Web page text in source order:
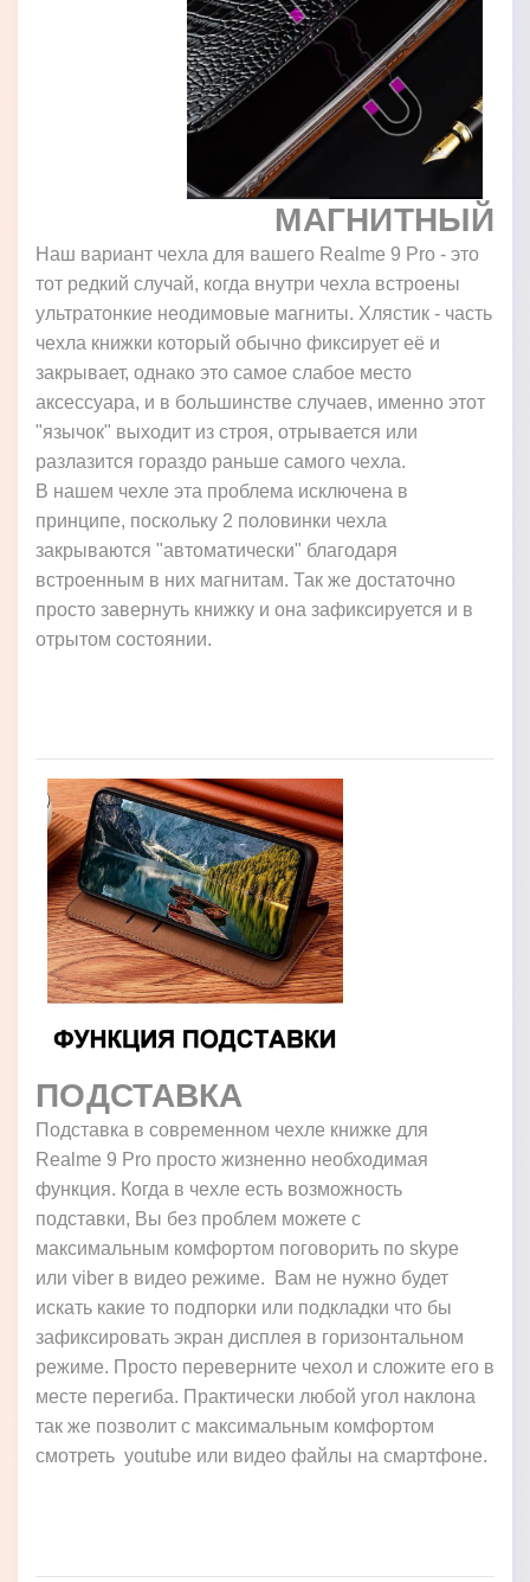
МАГНИТНЫЙ
Наш вариант чехла для вашего Realme 9 Pro - это
тот редкий случай, когда внутри чехла встроены
ультратонкие неодимовые магниты. Хлястик - часть
чехла книжки который обычно фиксирует её и
закрывает, однако это самое слабое место
аксессуара, и в большинстве случаев, именно этот
"язычок" выходит из строя, отрывается или
разлазится гораздо раньше самого чехла.
В нашем чехле эта проблема исключена в
принципе, поскольку 2 половинки чехла
закрываются "автоматически" благодаря
встроенным в них магнитам. Так же достаточно
просто завернуть книжку и она зафиксируется и в
отрытом состоянии.
ПОДСТАВКА
Подставка в современном чехле книжке для
Realme 9 Pro просто жизненно необходимая
функция. Когда в чехле есть возможность
подставки, Вы без проблем можете с
максимальным комфортом поговорить по skype
или viber в видео режиме. Вам не нужно будет
искать какие то подпорки или подкладки что бы
зафиксировать экран дисплея в горизонтальном
режиме. Просто переверните чехол и сложите его в
месте перегиба. Практически любой угол наклона
так же позволит с максимальным комфортом
смотреть youtube или видео файлы на смартфоне.